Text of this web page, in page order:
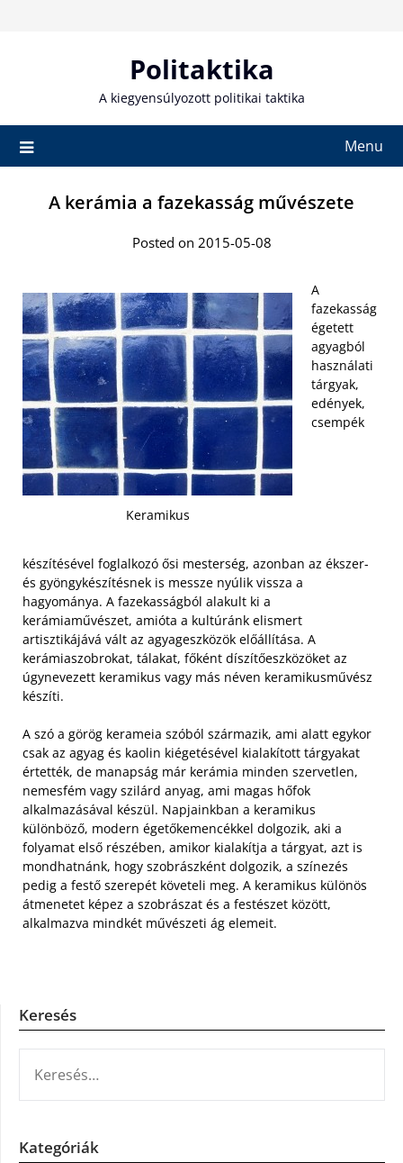
Politaktika
A kiegyensúlyozott politikai taktika
Menu
A kerámia a fazekasság művészete
Posted on 2015-05-08
Keramikus
A
fazekasság
égetett
agyagból
használati
tárgyak,
edények,
csempék
készítésével foglalkozó ősi mesterség, azonban az ékszer-
és gyöngykészítésnek is messze nyúlik vissza a
hagyománya. A fazekasságból alakult ki a
kerámiaművészet, amióta a kultúránk elismert
artisztikájává vált az agyageszközök előállítása. A
kerámiaszobrokat, tálakat, főként díszítőeszközöket az
úgynevezett keramikus vagy más néven keramikusművész
készíti.
A szó a görög kerameia szóból származik, ami alatt egykor
csak az agyag és kaolin kiégetésével kialakított tárgyakat
értették, de manapság már kerámia minden szervetlen,
nemesfém vagy szilárd anyag, ami magas hőfok
alkalmazásával készül. Napjainkban a keramikus
különböző, modern égetőkemencékkel dolgozik, aki a
folyamat első részében, amikor kialakítja a tárgyat, azt is
mondhatnánk, hogy szobrászként dolgozik, a színezés
pedig a festő szerepét követeli meg. A keramikus különös
átmenetet képez a szobrászat és a festészet között,
alkalmazva mindkét művészeti ág elemeit.
Keresés
Kategóriák